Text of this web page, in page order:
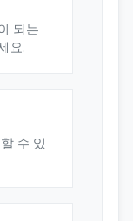
되는
요.
수 있